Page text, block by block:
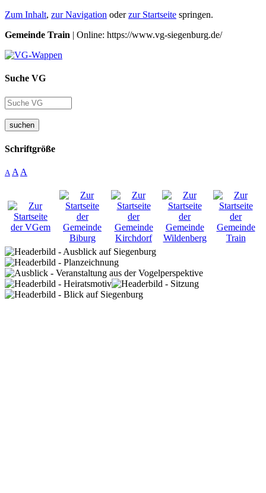
Zum Inhalt, zur Navigation oderzur Startseite springen.
Gemeinde Train | Online: https://www.vg-siegenburg.de/
Suche VG
suchen
Schriftgröße
A A A